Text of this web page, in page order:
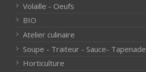
Volaille - Oeufs
BIO
Atelier culinaire
Soupe - Traiteur - Sauce- Tapenade
Horticulture